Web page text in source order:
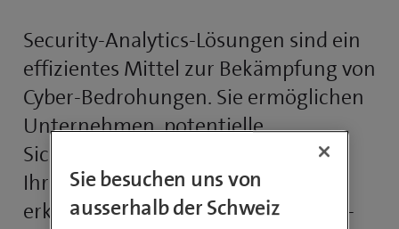
Security-Analytics-Lösungen sind ein
effizientes Mittel zur Bekämpfung von
Cyber-Bedrohungen. Sie ermöglichen
Unternehmen, potentielle
Sicherheitsvorfälle aus Log-Daten
Ihrer IT-Infrastruktur frühzeitig zu
erkennen. Die Basis bilden Big-Data-
Sie besuchen uns von
ausserhalb der Schweiz